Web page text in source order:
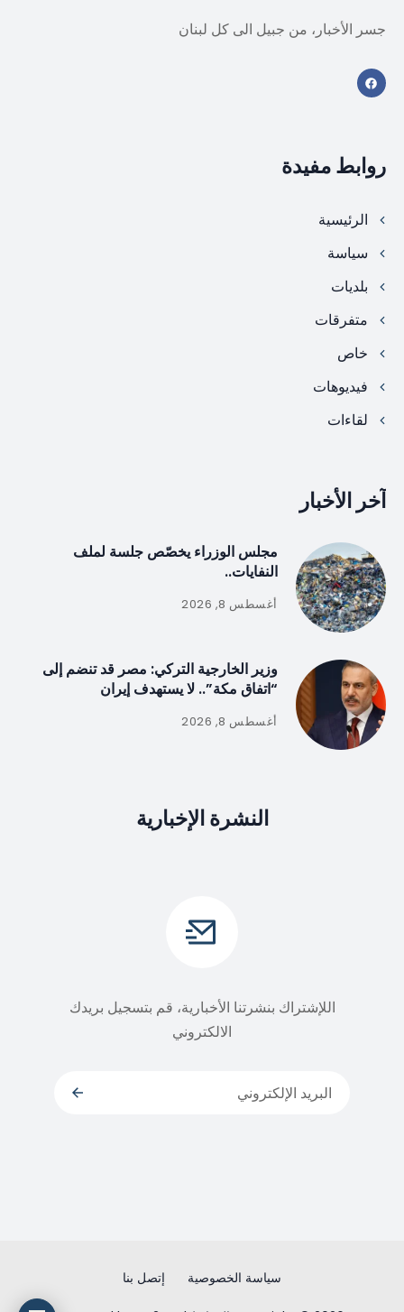
جسر الأخبار، من جبيل الى كل لبنان
روابط مفيدة
الرئيسية
سياسة
بلديات
متفرقات
خاص
فيديوهات
لقاءات
آخر الأخبار
مجلس الوزراء يخصّص جلسة لملف
النفايات..
أغسطس 8, 2026
وزير الخارجية التركي: مصر قد تنضم إلى
“اتفاق مكة”.. لا يستهدف إيران
أغسطس 8, 2026
النشرة الإخبارية
اللإشتراك بنشرتنا الأخبارية، قم بتسجيل بريدك
الالكتروني
سياسة الخصوصية إتصل بنا